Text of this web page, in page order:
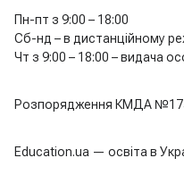
Пн-пт з 9:00 – 18:00
Сб-нд – в дистанційному
Чт з 9:00 – 18:00 – видача
Розпорядження КМДА
Education.ua — освіта в